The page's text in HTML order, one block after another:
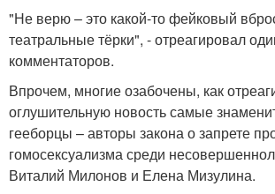
"Не верю – это какой-то фейковый
театральные тёрки", - отреагировал
комментаторов.
Впрочем, многие озабочены, как
оглушительную новость самые
гееборцы – авторы закона о запрете
гомосексуализма среди
Виталий Милонов и Елена Мизулина.